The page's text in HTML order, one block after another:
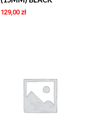
129,00 zł